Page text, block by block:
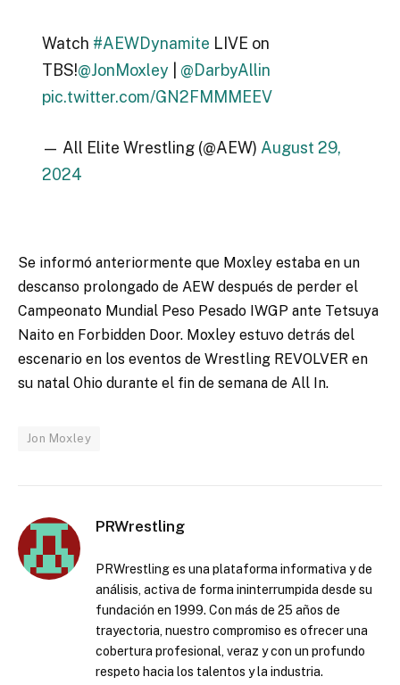
Watch #AEWDynamite LIVE on
TBS!@JonMoxley
@DarbyAllin
pic.twitter.com/GN2FMMMEEV
— All Elite Wrestling (@AEW) August 29,
2024
Se informó anteriormente que Moxley estaba en un
descanso prolongado de AEW después de perder el
Campeonato Mundial Peso Pesado IWGP ante Tetsuya
Naito en Forbidden Door. Moxley estuvo detrás del
escenario en los eventos de Wrestling REVOLVER en
su natal Ohio durante el fin de semana de All In.
Jon Moxley
PRWrestling
PRWrestling es una plataforma informativa y de
análisis, activa de forma ininterrumpida desde su
fundación en 1999. Con más de 25 años de
trayectoria, nuestro compromiso es ofrecer una
cobertura profesional, veraz y con un profundo
respeto hacia los talentos y la industria.